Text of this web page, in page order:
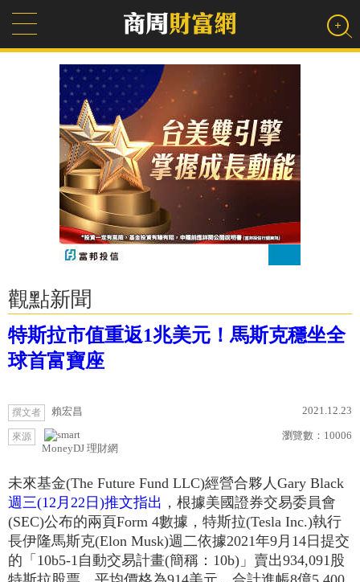
觀點新聞
特斯拉市值重返1兆美元！馬斯克穩坐全
球首富寶座
撰文者 賴宏昌 2021.12.23
來源
MoneyDJ 理財網
瀏覽數： 10006
未來基金(The Future Fund LLC)經營合夥人Gary Black
週三(12月22日)推文指出 ，根據美國證券交易委員會
(SEC)公布的兩頁Form 4數據，特斯拉(Tesla Inc.)執行
長伊隆馬斯克(Elon Musk)週二依據2021年9月14日提交
的「10b5-1自動交易計畫(簡稱：10b)」賣出934,091股